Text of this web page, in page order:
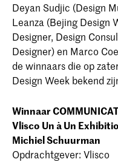
Deyan Sudjic (Design
Leanza (Bejing Design
Designer, Design
Designer) en Marco
de winnaars die op
Design Week bekend
Winnaar
Vlisco Un à Un
Michiel Schuurman
Opdrachtgever: Vlisco